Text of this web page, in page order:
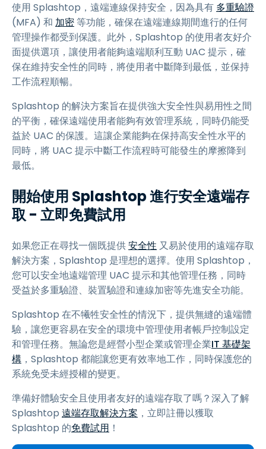
使用 Splashtop，遠端連線保持安全，因為具有 多重驗證
(MFA) 和 加密 等功能，確保在遠端連線期間進行的任何
管理操作都受到保護。此外，Splashtop 的使用者友好介
面提供選項，讓使用者能夠遠端順利互動 UAC 提示，確
保在維持安全性的同時，將使用者中斷降到最低，並保持
工作流程順暢。
Splashtop 的解決方案旨在提供強大安全性與易用性之間
的平衡，確保遠端使用者能夠有效管理系統，同時仍能受
益於 UAC 的保護。這讓企業能夠在保持高安全性水平的
同時，將 UAC 提示中斷工作流程時可能發生的摩擦降到
最低。
開始使用 Splashtop 進行安全遠端存
取 - 立即免費試用
如果您正在尋找一個既提供安全性又易於使用的遠端存取
解決方案，Splashtop 是理想的選擇。使用 Splashtop，
您可以安全地遠端管理 UAC 提示和其他管理任務，同時
受益於多重驗證、裝置驗證和連線加密等先進安全功能。
Splashtop 在不犧牲安全性的情況下，提供無縫的遠端體
驗，讓您更容易在安全的環境中管理使用者帳戶控制設定
和管理任務。無論您是經營小型企業或管理企業IT 基礎架
構 ，Splashtop 都能讓您更有效率地工作，同時保護您的
系統免受未經授權的變更。
準備好體驗安全且使用者友好的遠端存取了嗎？深入了解
Splashtop 遠端存取解決方案 ，立即註冊以獲取
Splashtop 的免費試用 ！